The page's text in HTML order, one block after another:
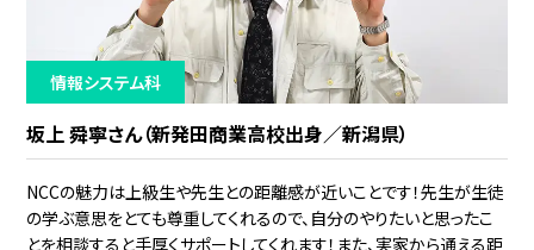
情報システム科
坂上 舜寧さん（新発田商業高校出身／新潟県）
NCCの魅力は上級生や先生との距離感が近いことです！先生が生徒
の学ぶ意思をとても尊重してくれるので、自分のやりたいと思ったこ
とを相談すると手厚くサポートしてくれます！また、実家から通える距